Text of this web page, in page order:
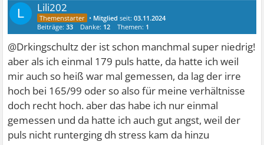
L Lili202
• Mitglied seit:03.11.2024
Beiträge:33 Danke: 12 Themen: 1
@Drkingschultz der ist schon manchmal super niedrig!
aber als ich einmal 179 puls hatte, da hatte ich weil
mir auch so heiß war mal gemessen, da lag der irre
hoch bei 165/99 oder so also für meine verhältnisse
doch recht hoch. aber das habe ich nur einmal
gemessen und da hatte ich auch gut angst, weil der
puls nicht runterging dh stress kam da hinzu